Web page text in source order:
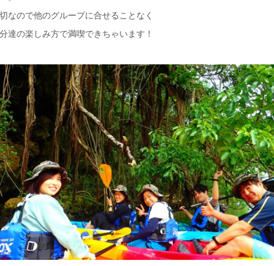
なので他のグループに合せることなく
達の楽しみ方で満喫できちゃいます！